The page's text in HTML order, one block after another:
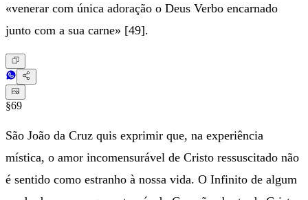
«venerar com única adoração o Deus Verbo encarnado
junto com a sua carne» [49].
§69
São João da Cruz quis exprimir que, na experiência
mística, o amor incomensurável de Cristo ressuscitado não
é sentido como estranho à nossa vida. O Infinito de algum